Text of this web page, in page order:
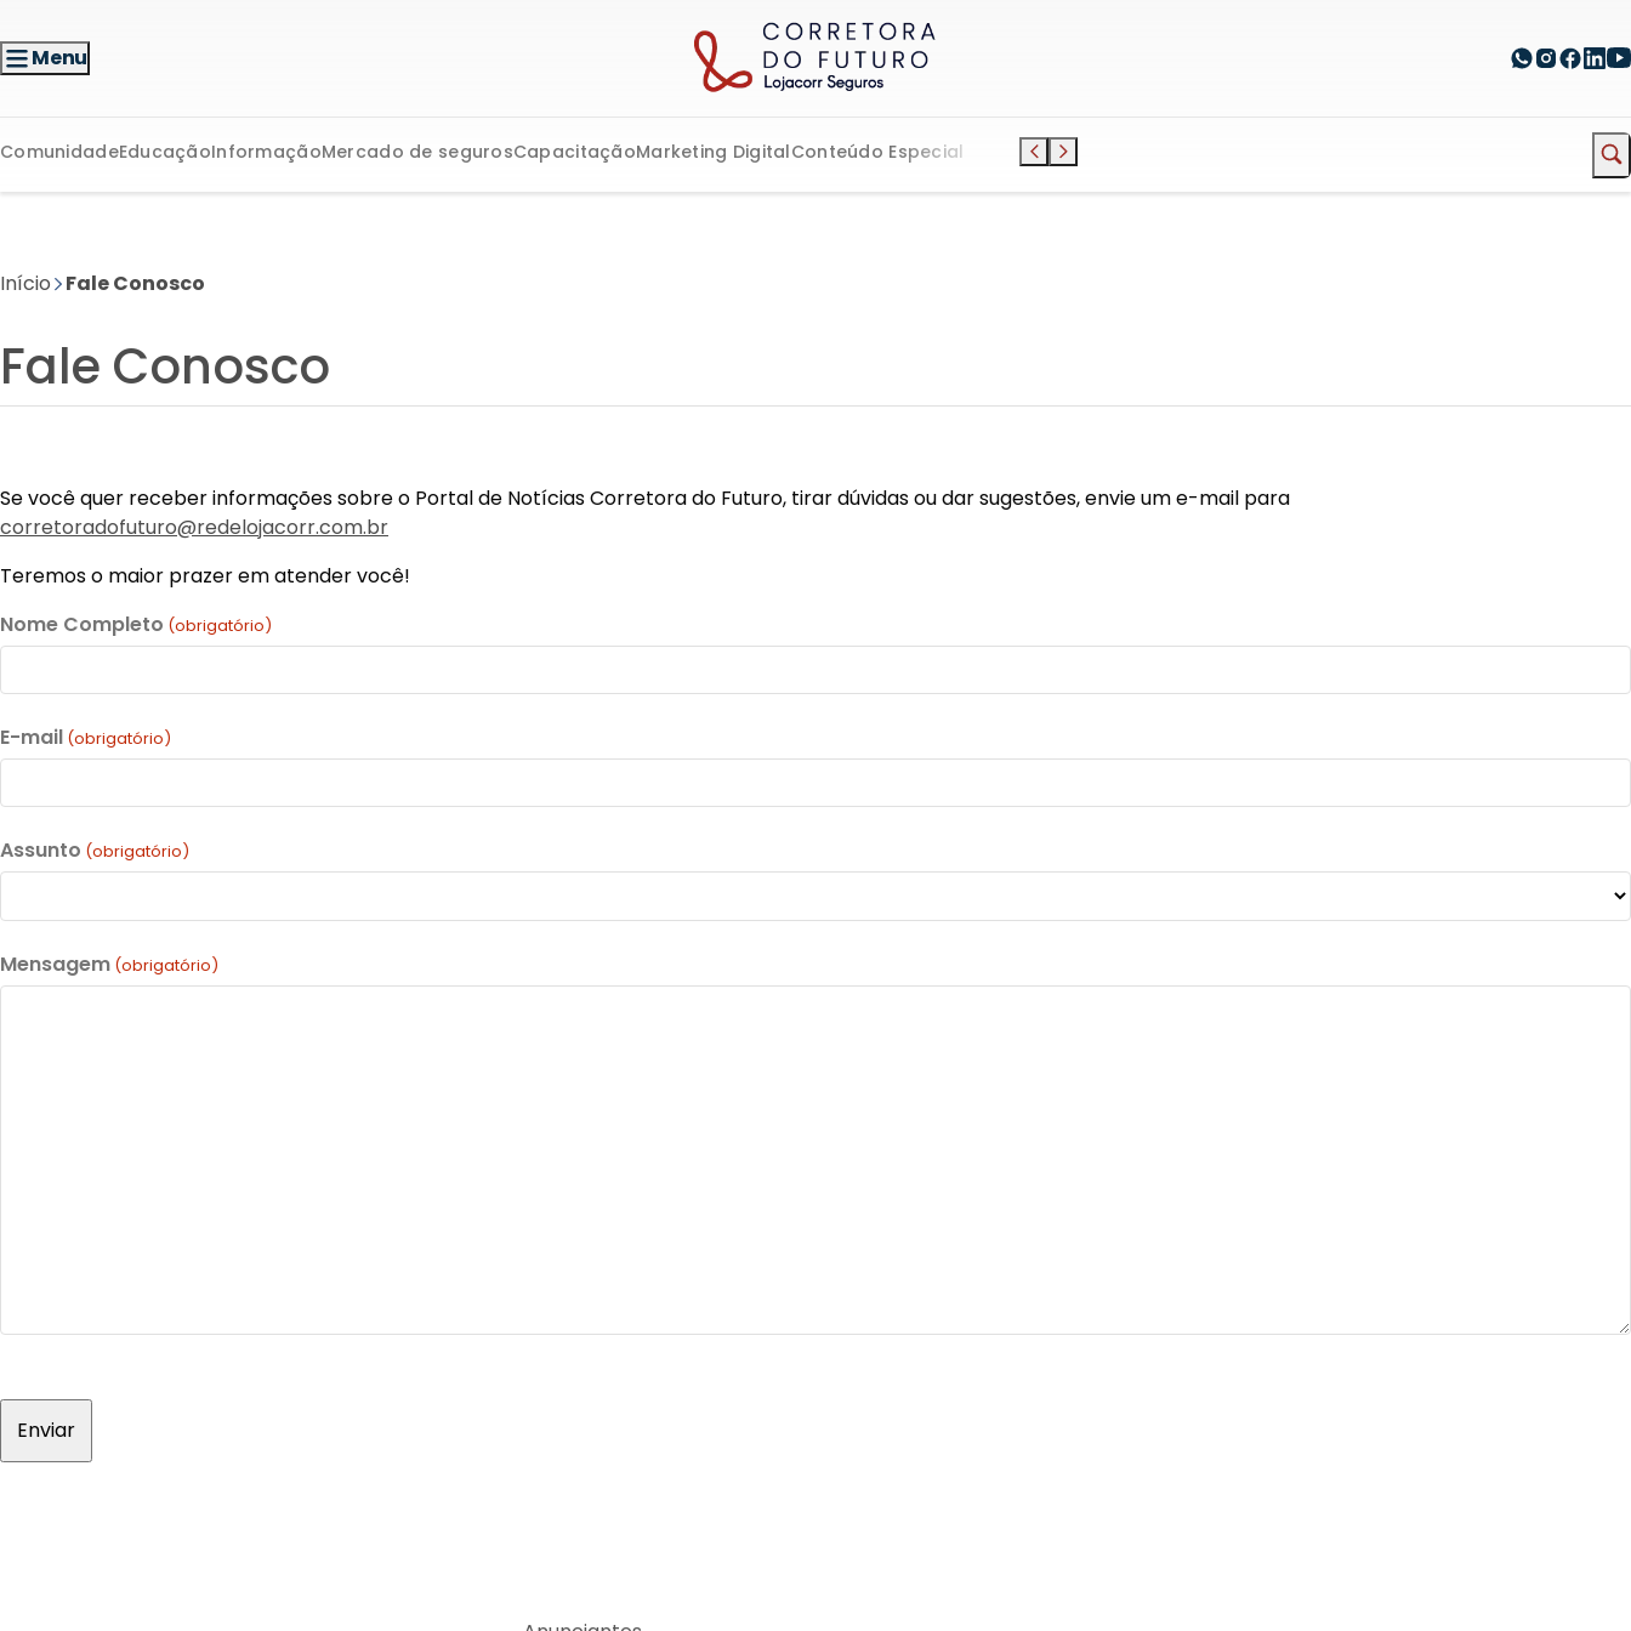
Menu
ComunidadeEducaçãoInformaçãoMercado de segurosCapacitaçãoMarketing DigitalConteúdo Especial
Início Fale Conosco
Fale Conosco
Se você quer receber informações sobre o Portal de Notícias Corretora do Futuro, tirar dúvidas ou dar sugestões, envie um e-mail para
corretoradofuturo@redelojacorr.com.br
Teremos o maior prazer em atender você!
Nome Completo (obrigatório)
E-mail (obrigatório)
Assunto (obrigatório)
Mensagem (obrigatório)